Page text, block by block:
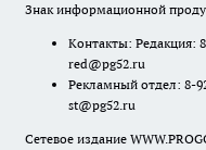
Знак информационной
Контакты: Редакция:
red@pg52.ru
Рекламный отдел: 8-
st@pg52.ru
Сетевое издание